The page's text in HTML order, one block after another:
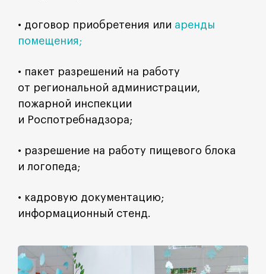
• договор приобретения или аренды
помещения;
• пакет разрешений на работу
от региональной администрации,
пожарной инспекции
и Роспотребнадзора;
• разрешение на работу пищевого блока
и логопеда;
• кадровую документацию;
информационный стенд.